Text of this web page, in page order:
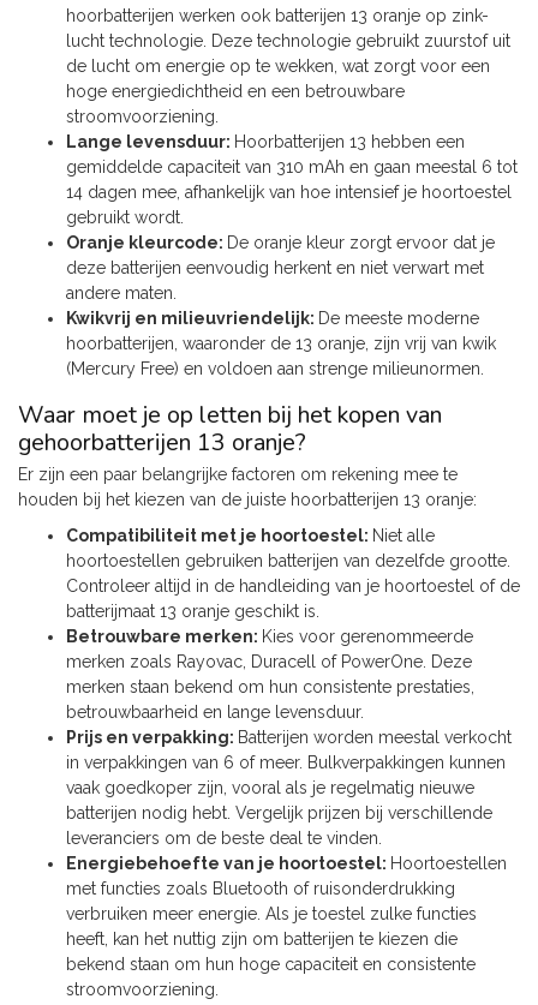
hoorbatterijen werken ook batterijen 13 oranje op zink-
lucht technologie. Deze technologie gebruikt zuurstof uit
de lucht om energie op te wekken, wat zorgt voor een
hoge energiedichtheid en een betrouwbare
stroomvoorziening.
Lange levensduur: Hoorbatterijen 13 hebben een
gemiddelde capaciteit van 310 mAh en gaan meestal 6 tot
14 dagen mee, afhankelijk van hoe intensief je hoortoestel
gebruikt wordt.
Oranje kleurcode: De oranje kleur zorgt ervoor dat je
deze batterijen eenvoudig herkent en niet verwart met
andere maten.
Kwikvrij en milieuvriendelijk: De meeste moderne
hoorbatterijen, waaronder de 13 oranje, zijn vrij van kwik
(Mercury Free) en voldoen aan strenge milieunormen.
Waar moet je op letten bij het kopen van
gehoorbatterijen 13 oranje?
Er zijn een paar belangrijke factoren om rekening mee te
houden bij het kiezen van de juiste hoorbatterijen 13 oranje:
Compatibiliteit met je hoortoestel: Niet alle
hoortoestellen gebruiken batterijen van dezelfde grootte.
Controleer altijd in de handleiding van je hoortoestel of de
batterijmaat 13 oranje geschikt is.
Betrouwbare merken: Kies voor gerenommeerde
merken zoals Rayovac, Duracell of PowerOne. Deze
merken staan bekend om hun consistente prestaties,
betrouwbaarheid en lange levensduur.
Prijs en verpakking: Batterijen worden meestal verkocht
in verpakkingen van 6 of meer. Bulkverpakkingen kunnen
vaak goedkoper zijn, vooral als je regelmatig nieuwe
batterijen nodig hebt. Vergelijk prijzen bij verschillende
leveranciers om de beste deal te vinden.
Energiebehoefte van je hoortoestel: Hoortoestellen
met functies zoals Bluetooth of ruisonderdrukking
verbruiken meer energie. Als je toestel zulke functies
heeft, kan het nuttig zijn om batterijen te kiezen die
bekend staan om hun hoge capaciteit en consistente
stroomvoorziening.